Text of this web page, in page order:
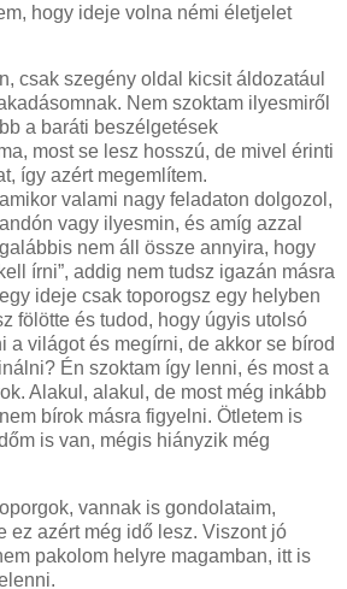
hogy ideje volna némi életjelet
csak szegény oldal kicsit áldozatául
Nem szoktam ilyesmiről
a baráti beszélgetések
most se lesz hosszú, de mivel érinti
így azért megemlítem.
valami nagy feladaton dolgozol,
vagy ilyesmin, és amíg azzal
nem áll össze annyira, hogy
írni”, addig nem tudsz igazán másra
ideje csak toporogsz egy helyben
fölötte és tudod, hogy úgyis utolsó
a világot és megírni, de akkor se bírod
Én szoktam így lenni, és most a
Alakul, alakul, de most még inkább
bírok másra figyelni. Ötletem is
is van, mégis hiányzik még
vannak is gondolataim,
ez azért még idő lesz. Viszont jó
pakolom helyre magamban, itt is